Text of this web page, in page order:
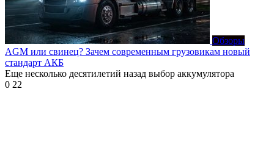
Обзоры
AGM или свинец? Зачем современным грузовикам новый
стандарт АКБ
Еще несколько десятилетий назад выбор аккумулятора
0 22